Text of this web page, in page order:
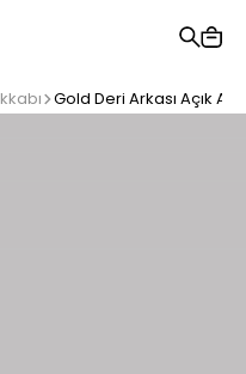
kargo
Gold Deri Arkası Açık